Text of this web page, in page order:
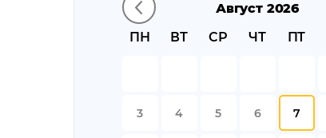
Август 2026
ПН
ВТ СР ЧТ ПТ
3 4 5 6 7